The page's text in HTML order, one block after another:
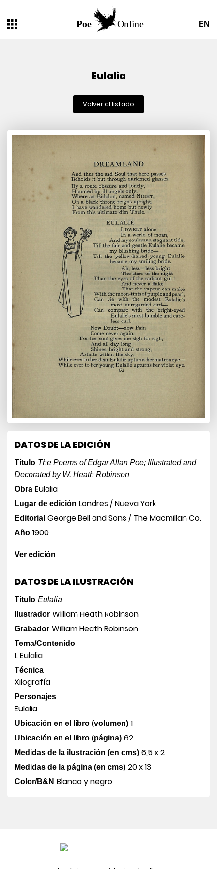
EN
Eulalia
Volver al listado
DATOS DE LA EDICIÓN
Título The Poems of Edgar Allan Poe; Illustrated and
Decorated by W. Heath Robinson
Obra Eulalia
Lugar de edición Londres / Nueva York
Editorial George Bell and Sons / The Macmillan Co.
Año 1900
Ver edición
DATOS DE LA ILUSTRACIÓN
Título Eulalia
Ilustrador William Heath Robinson
Grabador William Heath Robinson
Tema/Contenido
1. Eulalia
Técnica
Xilografía
Personajes
Eulalia
Ubicación en el libro (volumen) 1
Ubicación en el libro (página) 62
Medidas de la ilustración (en cms) 6,5 x 2
Medidas de la página (en cms) 20 x 13
Color/B&N Blanco y negro